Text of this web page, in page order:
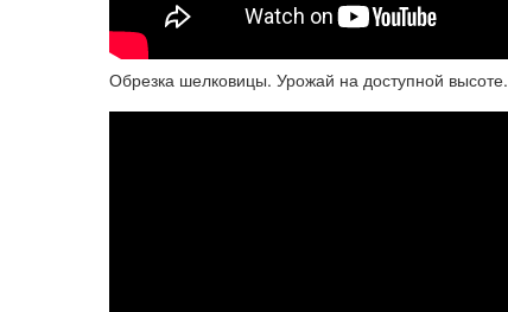
Обрезка шелковицы. Урожай на доступной высоте.